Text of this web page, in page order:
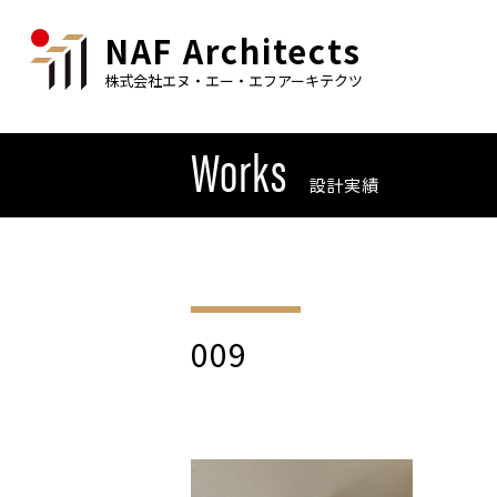
NAF Architects
株式会社エヌ・エー・エフアーキテクツ
Works 設計実績
009